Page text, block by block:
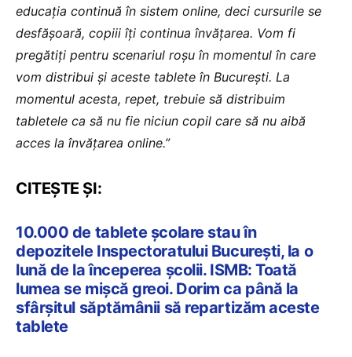
educația continuă în sistem online, deci cursurile se
desfășoară, copiii îți continua învățarea. Vom fi
pregătiți pentru scenariul roșu în momentul în care
vom distribui și aceste tablete în București. La
momentul acesta, repet, trebuie să distribuim
tabletele ca să nu fie niciun copil care să nu aibă
acces la învățarea online.”
CITEȘTE ȘI:
10.000 de tablete școlare stau în
depozitele Inspectoratului București, la o
lună de la începerea școlii. ISMB: Toată
lumea se mișcă greoi. Dorim ca până la
sfârșitul săptămânii să repartizăm aceste
tablete